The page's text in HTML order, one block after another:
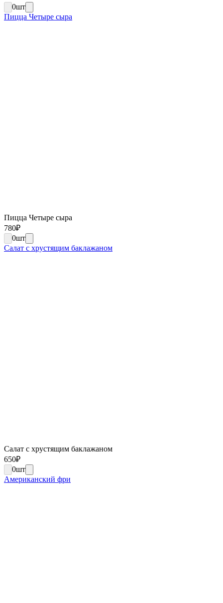
0шт
Пицца Четыре сыра
Пицца Четыре сыра
780₽
0шт
Салат с хрустящим баклажаном
Салат с хрустящим баклажаном
650₽
0шт
Американский фри